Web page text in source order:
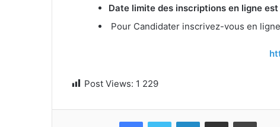
Date limite des inscriptions en ligne
Pour Candidater inscrivez-vous en
Post Views: 1 229
FacebookTwitter LinkedinPartager par email